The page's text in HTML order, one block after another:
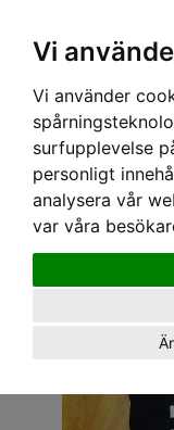
Vi
Vi använder
surfupplevelse
personligt
analysera vår
var våra
Hem› HERR›SKJORTOR›